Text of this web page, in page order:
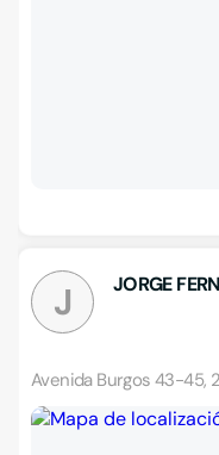
J JORGE
Avenida Burgos 43-45,